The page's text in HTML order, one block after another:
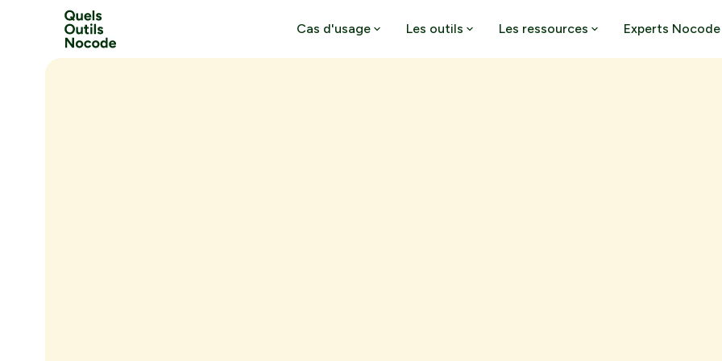
Cas d'usage Les outils Les ressources Experts Nocode